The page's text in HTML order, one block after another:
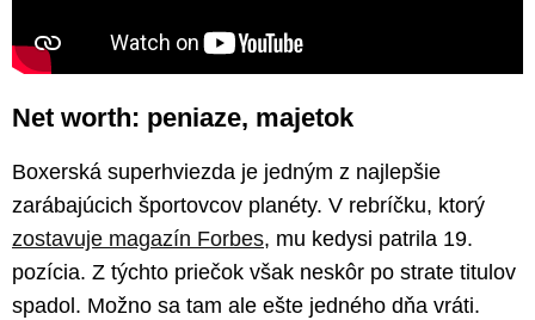
Net worth: peniaze, majetok
Boxerská superhviezda je jedným z najlepšie
zarábajúcich športovcov planéty. V rebríčku, ktorý
zostavuje magazín Forbes, mu kedysi patrila 19.
pozícia. Z týchto priečok však neskôr po strate titulov
spadol. Možno sa tam ale ešte jedného dňa vráti.